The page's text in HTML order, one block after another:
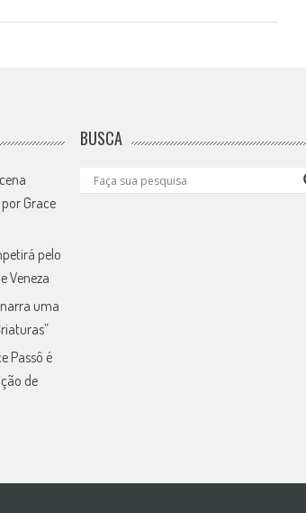
Grace
pelo
Veneza
uma
Passô é
de
BUSCA